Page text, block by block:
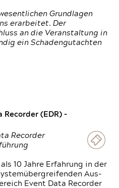
Grundlagen
erarbeitet. Der
an die Veranstaltung in
ein Schadengutachten
Recorder (EDR) –
Recorder
10 Jahre Erfahrung in der
Aus-
Event Data Recorder